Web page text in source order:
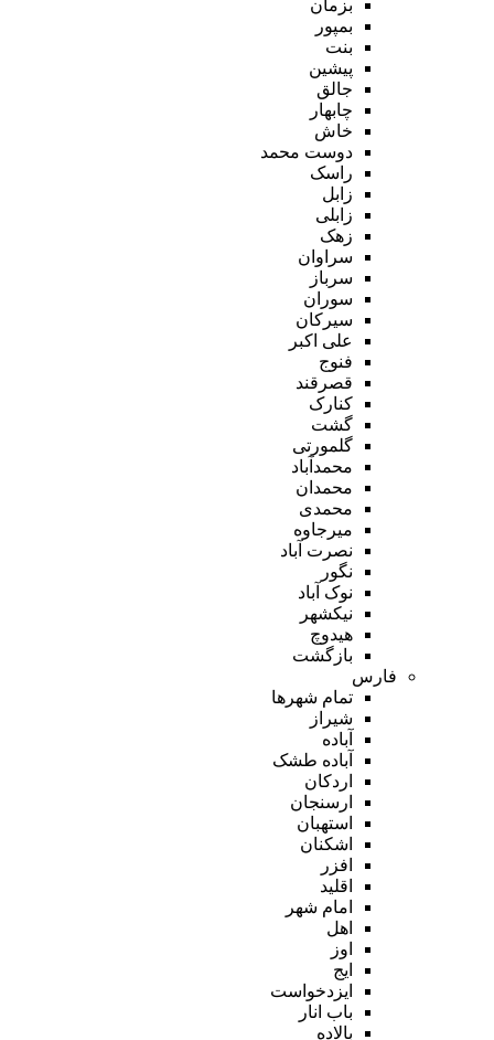
بزمان
بمپور
بنت
پیشین
جالق
چابهار
خاش
دوست محمد
راسک
زابل
زابلی
زهک
سراوان
سرباز
سوران
سیرکان
علی اکبر
فنوج
قصرقند
کنارک
گشت
گلمورتی
محمدآباد
محمدان
محمدی
میرجاوه
نصرت آباد
نگور
نوک آباد
نیکشهر
هیدوچ
بازگشت
فارس
تمام شهر‌ها
شیراز
آباده
آباده طشک
اردکان
ارسنجان
استهبان
اشکنان
افزر
اقلید
امام شهر
اهل
اوز
ایج
ایزدخواست
باب انار
بالاده